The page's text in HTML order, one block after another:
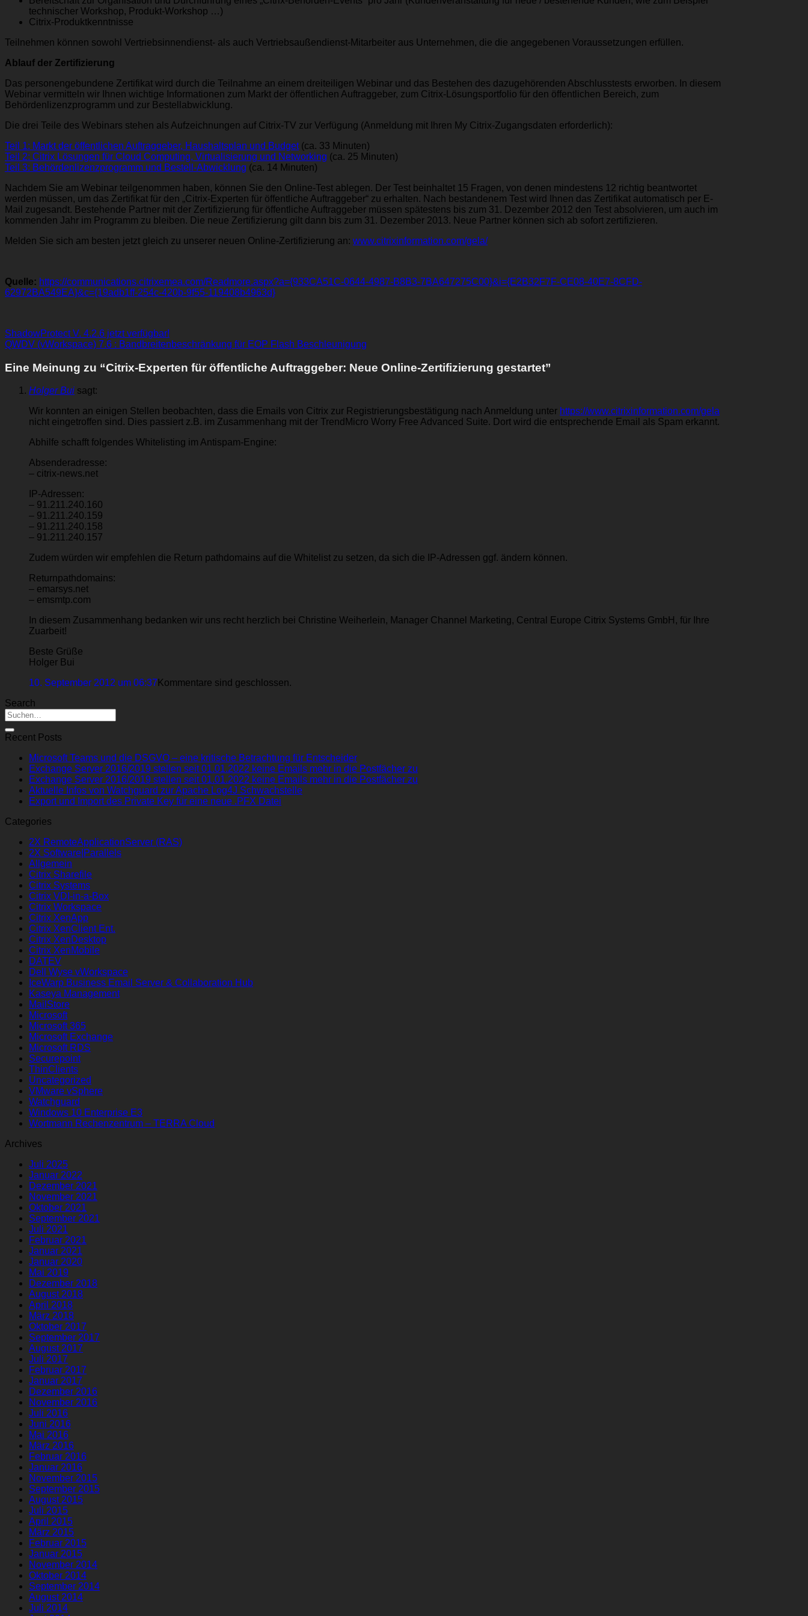
technischer Workshop, Produkt-Workshop …)
Citrix-Produktkenntnisse
Teilnehmen können sowohl Vertriebsinnendienst- als auch Vertriebsaußendienst-Mitarbeiter aus Unternehmen, die die angegebenen Voraussetzungen erfüllen.
Ablauf der Zertifizierung
Das personengebundene Zertifikat wird durch die Teilnahme an einem dreiteiligen Webinar und das Bestehen des dazugehörenden Abschlusstests erworben. In diesem
Webinar vermitteln wir Ihnen wichtige Informationen zum Markt der öffentlichen Auftraggeber, zum Citrix-Lösungsportfolio für den öffentlichen Bereich, zum
Behördenlizenzprogramm und zur Bestellabwicklung.
Die drei Teile des Webinars stehen als Aufzeichnungen auf Citrix-TV zur Verfügung (Anmeldung mit Ihren My Citrix-Zugangsdaten erforderlich):
Teil 1: Markt der öffentlichen Auftraggeber, Haushaltsplan und Budget(ca. 33 Minuten)
Teil 2: Citrix Lösungen für Cloud Computing, Virtualisierung und Networking (ca. 25 Minuten)
Teil 3: Behördenlizenzprogramm und Bestell-Abwicklung (ca. 14 Minuten)
Nachdem Sie am Webinar teilgenommen haben, können Sie den Online-Test ablegen. Der Test beinhaltet 15 Fragen, von denen mindestens 12 richtig beantwortet
werden müssen, um das Zertifikat für den „Citrix-Experten für öffentliche Auftraggeber“ zu erhalten. Nach bestandenem Test wird Ihnen das Zertifikat automatisch per E-
Mail zugesandt. Bestehende Partner mit der Zertifizierung für öffentliche Auftraggeber müssen spätestens bis zum 31. Dezember 2012 den Test absolvieren, um auch im
kommenden Jahr im Programm zu bleiben. Die neue Zertifizierung gilt dann bis zum 31. Dezember 2013. Neue Partner können sich ab sofort zertifizieren.
Melden Sie sich am besten jetzt gleich zu unserer neuen Online-Zertifizierung an: www.citrixinformation.com/gela/
Quelle: https://communications.citrixemea.com/Readmore.aspx?a={933CA51C-0644-4987-B8B3-7BA647275C00}&i={E2B32F7F-CE08-40E7-8CFD-
62972BA549EA}&c={19adb1ff-254c-420b-9f55-119408b4963d}
ShadowProtect V. 4.2.6 jetzt verfügbar!
QWDV (vWorkspace) 7.6 : Bandbreitenbeschränkung für EOP Flash Beschleunigung
Eine Meinung zu “Citrix-Experten für öffentliche Auftraggeber: Neue Online-Zertifizierung gestartet”
Holger Bui sagt:
Wir konnten an einigen Stellen beobachten, dass die Emails von Citrix zur Registrierungsbestätigung nach Anmeldung unter https://www.citrixinformation.com/gela
nicht eingetroffen sind. Dies passiert z.B. im Zusammenhang mit der TrendMicro Worry Free Advanced Suite. Dort wird die entsprechende Email als Spam erkannt.
Abhilfe schafft folgendes Whitelisting im Antispam-Engine:
Absenderadresse:
– citrix-news.net
IP-Adressen:
– 91.211.240.160
– 91.211.240.159
– 91.211.240.158
– 91.211.240.157
Zudem würden wir empfehlen die Return pathdomains auf die Whitelist zu setzen, da sich die IP-Adressen ggf. ändern können.
Returnpathdomains:
– emarsys.net
– emsmtp.com
In diesem Zusammenhang bedanken wir uns recht herzlich bei Christine Weiherlein, Manager Channel Marketing, Central Europe Citrix Systems GmbH, für Ihre
Zuarbeit!
Beste Grüße
Holger Bui
10. September 2012 um 06:37 Kommentare sind geschlossen.
Search
Recent Posts
Microsoft Teams und die DSGVO – eine kritische Betrachtung für Entscheider
Exchange Server 2016/2019 stellen seit 01.01.2022 keine Emails mehr in die Postfächer zu
Exchange Server 2016/2019 stellen seit 01.01.2022 keine Emails mehr in die Postfächer zu
Aktuelle Infos von Watchguard zur Apache Log4J Schwachstelle
Export und Import des Private Key für eine neue .PFX Datei
Categories
2X RemoteApplicationServer (RAS)
2X Software|Parallels
Allgemein
Citrix Sharefile
Citrix Systems
Citrix VDI-in-a-Box
Citrix Workspace
Citrix XenApp
Citrix XenClient Ent.
Citrix XenDesktop
Citrix XenMobile
DATEV
Dell Wyse vWorkspace
IceWarp Business Email Server & Collaboration Hub
Kaseya Management
MailStore
Microsoft
Microsoft 365
Microsoft Exchange
Microsoft RDS
Securepoint
ThinClients
Uncategorized
VMware vSphere
Watchguard
Windows 10 Enterprise E3
Wortmann Rechenzentrum – TERRA Cloud
Archives
Juli 2025
Januar 2022
Dezember 2021
November 2021
Oktober 2021
September 2021
Juli 2021
Februar 2021
Januar 2021
Januar 2020
Mai 2019
Dezember 2018
August 2018
April 2018
März 2018
Oktober 2017
September 2017
August 2017
Juli 2017
Februar 2017
Januar 2017
Dezember 2016
November 2016
Juli 2016
Juni 2016
Mai 2016
März 2016
Februar 2016
Januar 2016
November 2015
September 2015
August 2015
Juli 2015
April 2015
März 2015
Februar 2015
Januar 2015
November 2014
Oktober 2014
September 2014
August 2014
Juli 2014